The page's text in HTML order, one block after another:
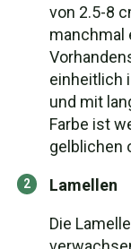
von 2.5-8
manchmal
einheitlich
und mit
Farbe ist
gelblichen
Lamellen
Die